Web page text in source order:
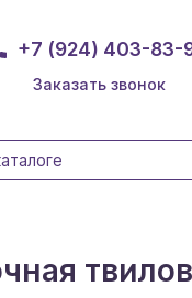
+7 (924) 403-83-
Заказать звонок